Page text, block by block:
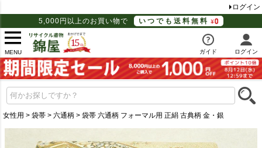
ログイン
5,000円以上のお買い物で
いつでも送料無料
MENU ガイド ログイン
女性用 袋帯 六通柄 袋帯 六通柄 フォーマル用 正絹 古典柄 金・銀